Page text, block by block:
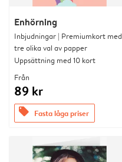
Enhörning
Inbjudningar | Premiumkort med
tre olika val av papper
Uppsättning med 10 kort
Från
89 kr
offers Fasta låga priser